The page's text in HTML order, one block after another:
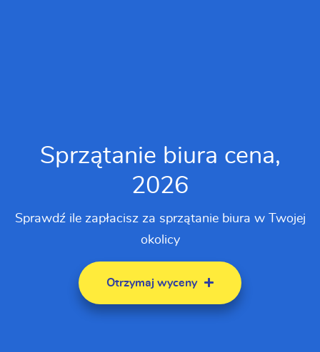
Sprzątanie biura cena,
2026
Sprawdź ile zapłacisz za sprzątanie biura w Twojej
okolicy
Otrzymaj wyceny